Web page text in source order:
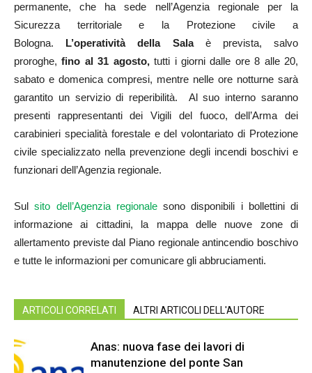
permanente, che ha sede nell’Agenzia regionale per la
Sicurezza territoriale e la Protezione civile a
Bologna. L’operatività della Sala è prevista, salvo
proroghe,fino al 31 agosto,tutti i giorni dalle ore 8 alle 20,
sabato e domenica compresi, mentre nelle ore notturne sarà
garantito un servizio di reperibilità. Al suo interno saranno
presenti rappresentanti dei Vigili del fuoco, dell’Arma dei
carabinieri specialità forestale e del volontariato di Protezione
civile specializzato nella prevenzione degli incendi boschivi e
funzionari dell’Agenzia regionale.
Sulsito dell’Agenzia regionalesono disponibili i bollettini di
informazione ai cittadini, la mappa delle nuove zone di
allertamento previste dal Piano regionale antincendio boschivo
e tutte le informazioni per comunicare gli abbruciamenti.
ARTICOLI CORRELATI ALTRI ARTICOLI DELL'AUTORE
Anas: nuova fase dei lavori di
manutenzione del ponte San